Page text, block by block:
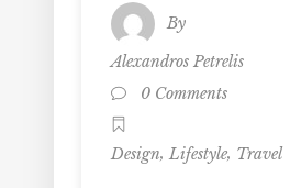
By
Alexandros Petrelis
0 Comments
Design, Lifestyle, Travel